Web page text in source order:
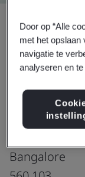
Genpact India
Bldg # 2,
Bangalore
Door op “Alle
met het opslaan
navigatie te
analyseren en